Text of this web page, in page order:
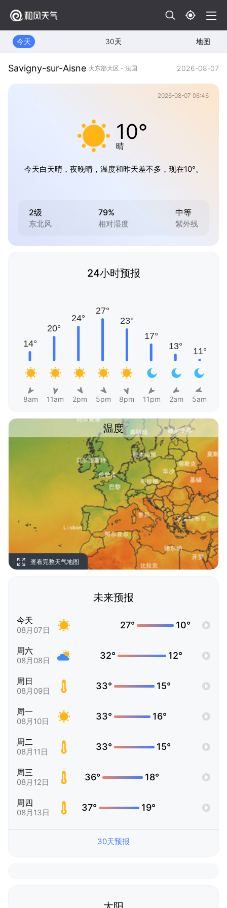
今天 30天 地图
Savigny-sur-Aisne 大东部大区 - 法国 2026-08-07
2026-08-07 06:46
10°
晴
今天白天晴，夜晚晴，温度和昨天差不多，现在10°。
2级
东北风
79%
相对湿度
中等
紫外线
24小时预报
8am 11am 2pm 5pm 8pm 11pm 2am 5am
温度
查看完整天气地图
未来预报
今天
08月07日 27° 10°
周六
08月08日 32° 12°
周日
08月09日 33° 15°
周一
08月10日 33° 16°
周二
08月11日 33° 15°
周三
08月12日 36° 18°
周四
08月13日 37° 19°
30天预报